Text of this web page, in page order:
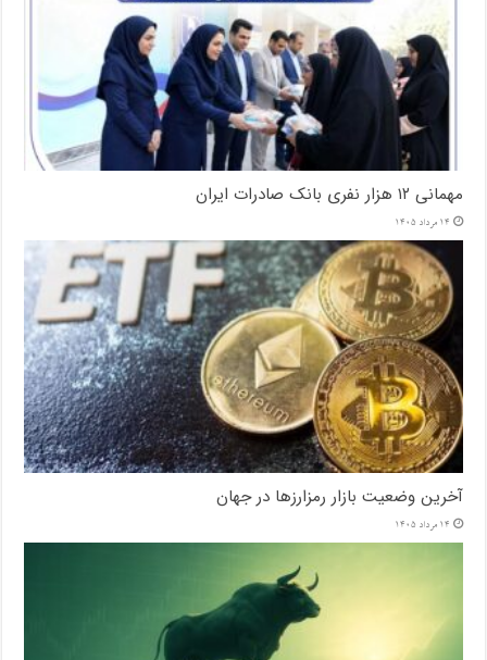
مهمانی ۱۲ هزار نفری بانک صادرات ایران
14 مرداد 1405
آخرین وضعیت بازار رمزارزها در جهان
14 مرداد 1405